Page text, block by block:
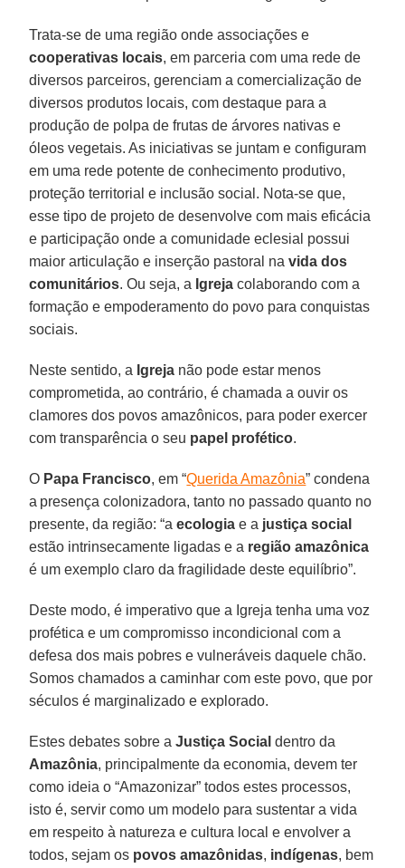
Trata-se de uma região onde associações e
cooperativas locais, em parceria com uma rede de
diversos parceiros, gerenciam a comercialização de
diversos produtos locais, com destaque para a
produção de polpa de frutas de árvores nativas e
óleos vegetais. As iniciativas se juntam e configuram
em uma rede potente de conhecimento produtivo,
proteção territorial e inclusão social. Nota-se que,
esse tipo de projeto de desenvolve com mais eficácia
e participação onde a comunidade eclesial possui
maior articulação e inserção pastoral na vida dos
comunitários. Ou seja, a Igreja colaborando com a
formação e empoderamento do povo para conquistas
sociais.
Neste sentido, a Igreja não pode estar menos
comprometida, ao contrário, é chamada a ouvir os
clamores dos povos amazônicos, para poder exercer
com transparência o seu papel profético.
O Papa Francisco, em “Querida Amazônia” condena
a presença colonizadora, tanto no passado quanto no
presente, da região: “aecologia e a justiça social
estão intrinsecamente ligadas e a região amazônica
é um exemplo claro da fragilidade deste equilíbrio”.
Deste modo, é imperativo que a Igreja tenha uma voz
profética e um compromisso incondicional com a
defesa dos mais pobres e vulneráveis daquele chão.
Somos chamados a caminhar com este povo, que por
séculos é marginalizado e explorado.
Estes debates sobre a Justiça Social dentro da
Amazônia, principalmente da economia, devem ter
como ideia o “Amazonizar” todos estes processos,
isto é, servir como um modelo para sustentar a vida
em respeito à natureza e cultura local e envolver a
todos, sejam os povos amazônidas, indígenas, bem